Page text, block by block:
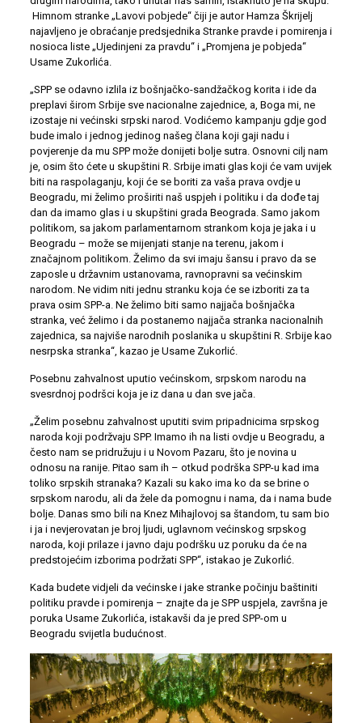
Himnom stranke „Lavovi pobjede“ čiji je autor Hamza Škrijelj
najavljeno je obraćanje predsjednika Stranke pravde i pomirenja i
nosioca liste „Ujedinjeni za pravdu“ i „Promjena je pobjeda“
Usame Zukorlića.
„SPP se odavno izlila iz bošnjačko-sandžačkog korita i ide da
preplavi širom Srbije sve nacionalne zajednice, a, Boga mi, ne
izostaje ni većinski srpski narod. Vodićemo kampanju gdje god
bude imalo i jednog jedinog našeg člana koji gaji nadu i
povjerenje da mu SPP može donijeti bolje sutra. Osnovni cilj nam
je, osim što ćete u skupštini R. Srbije imati glas koji će vam uvijek
biti na raspolaganju, koji će se boriti za vaša prava ovdje u
Beogradu, mi želimo proširiti naš uspjeh i politiku i da dođe taj
dan da imamo glas i u skupštini grada Beograda. Samo jakom
politikom, sa jakom parlamentarnom strankom koja je jaka i u
Beogradu – može se mijenjati stanje na terenu, jakom i
značajnom politikom. Želimo da svi imaju šansu i pravo da se
zaposle u državnim ustanovama, ravnopravni sa većinskim
narodom. Ne vidim niti jednu stranku koja će se izboriti za ta
prava osim SPP-a. Ne želimo biti samo najjača bošnjačka
stranka, već želimo i da postanemo najjača stranka nacionalnih
zajednica, sa najviše narodnih poslanika u skupštini R. Srbije kao
nesrpska stranka“, kazao je Usame Zukorlić.
Posebnu zahvalnost uputio većinskom, srpskom narodu na
svesrdnoj podršci koja je iz dana u dan sve jača.
„Želim posebnu zahvalnost uputiti svim pripadnicima srpskog
naroda koji podržvaju SPP. Imamo ih na listi ovdje u Beogradu, a
često nam se pridružuju i u Novom Pazaru, što je novina u
odnosu na ranije. Pitao sam ih – otkud podrška SPP-u kad ima
toliko srpskih stranaka? Kazali su kako ima ko da se brine o
srpskom narodu, ali da žele da pomognu i nama, da i nama bude
bolje. Danas smo bili na Knez Mihajlovoj sa štandom, tu sam bio
i ja i nevjerovatan je broj ljudi, uglavnom većinskog srpskog
naroda, koji prilaze i javno daju podršku uz poruku da će na
predstojećim izborima podržati SPP“, istakao je Zukorlić.
Kada budete vidjeli da većinske i jake stranke počinju baštiniti
politiku pravde i pomirenja – znajte da je SPP uspjela, završna je
poruka Usame Zukorlića, istakavši da je pred SPP-om u
Beogradu svijetla budućnost.